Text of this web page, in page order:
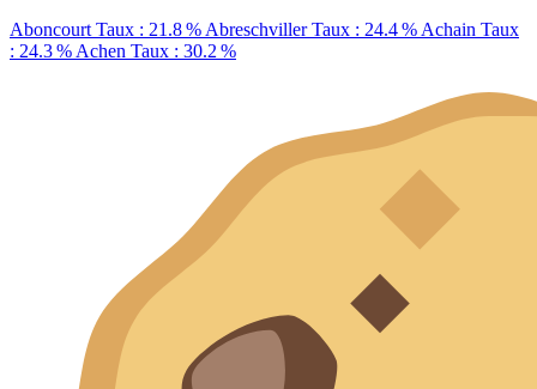
Aboncourt Taux : 21.8 % AbreschvillerTaux : 24.4 % Achain Taux
: 24.3 % Achen Taux : 30.2 %